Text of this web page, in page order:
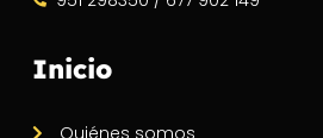
Inicio
Quiénes somos